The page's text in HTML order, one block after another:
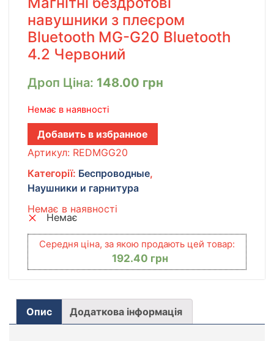
навушники з плеєром
Bluetooth MG-G20 Bluetooth
4.2 Червоний
Дроп Ціна: 148.00 грн
Немає в наявності
Добавить в избранное
Артикул: REDMGG20
Категорії: Беспроводные,
Наушники и гарнитура
Немає в наявності
Немає
Середня ціна, за якою продають цей товар:
192.40 грн
Опис Додаткова інформація